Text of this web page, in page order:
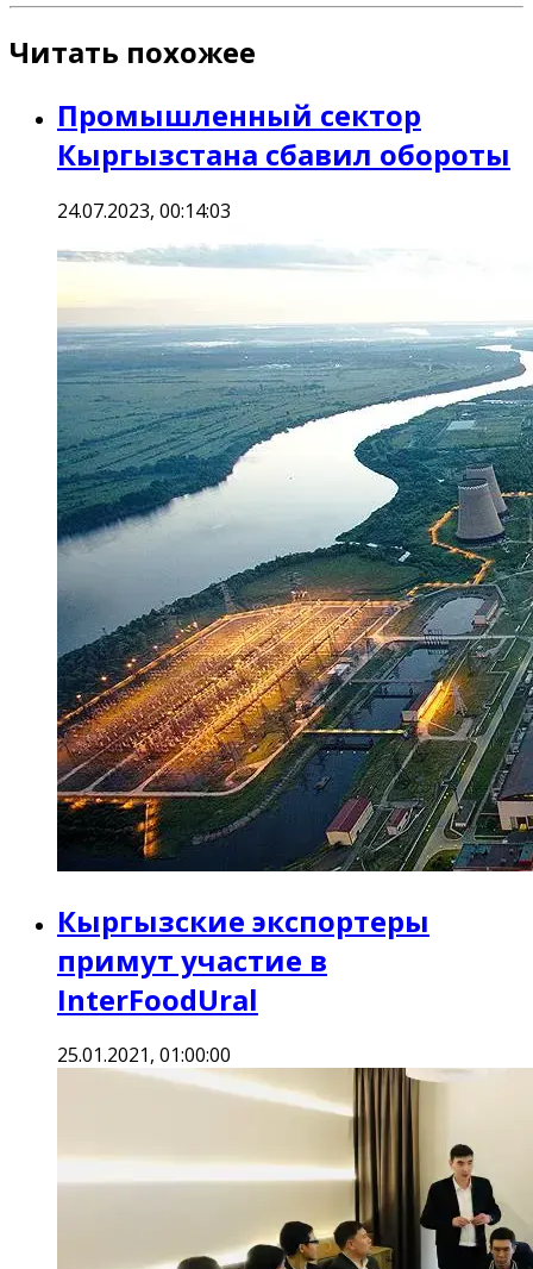
Читать похожее
Промышленный сектор
Кыргызстана сбавил обороты
24.07.2023, 00:14:03
Кыргызские экспортеры
примут участие в
InterFoodUral
25.01.2021, 01:00:00